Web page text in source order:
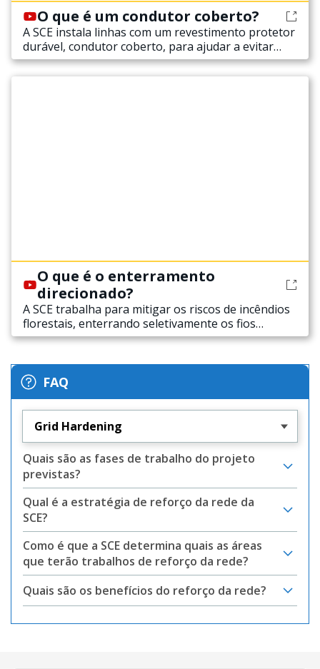
O que é um condutor coberto?
A SCE instala linhas com um revestimento protetor
durável, condutor coberto, para ajudar a evitar
faíscas quando os objetos entram em contacto
com a linha.
O que é o enterramento
direcionado?
A SCE trabalha para mitigar os riscos de incêndios
florestais, enterrando seletivamente os fios
elétricos em áreas propensas a incêndios.
FAQ
Grid Hardening
Quais são as fases de trabalho do projeto
previstas?
Qual é a estratégia de reforço da rede da
SCE?
Como é que a SCE determina quais as áreas
que terão trabalhos de reforço da rede?
Quais são os benefícios do reforço da rede?